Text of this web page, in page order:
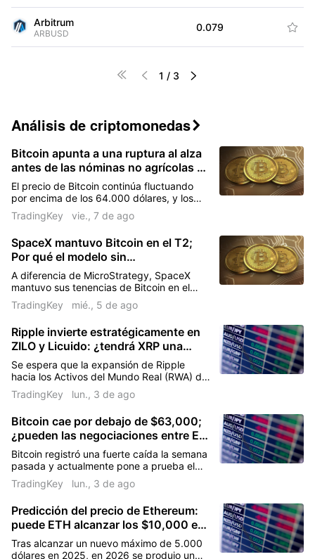
Arbitrum
ARBUSD 0.079 

  1 / 3 
Análisis de criptomonedas
Bitcoin apunta a una ruptura al alza
antes de las nóminas no agrícolas de
julio de EE. UU.?
El precio de Bitcoin continúa fluctuando
por encima de los 64.000 dólares, y los
próximos datos de las nóminas no
agrícolas de julio se consideran la clave
consolidación.
TradingKey vie., 7 de ago
SpaceX mantuvo Bitcoin en el T2;
Por qué el modelo sin
apalancamiento es más alcista para
las perspectivas del mercado que
MicroStrategy?
A diferencia de MicroStrategy, SpaceX
mantuvo sus tenencias de Bitcoin en el
segundo trimestre, reduciendo la presión
de venta en el mercado.
TradingKey mié., 5 de ago
Ripple invierte estratégicamente en
ZILO y Licuido: ¿tendrá XRP una
ruptura explosiva?
Se espera que la expansión de Ripple
hacia los Activos del Mundo Real (RWA) de
grado institucional mejore la liquidez y la
tasa de quema de su token nativo, XRP, a
TradingKey lun., 3 de ago
Bitcoin cae por debajo de $63,000;
¿pueden las negociaciones entre EE.
UU. e Irán revertir la tendencia
bajista?
Bitcoin registró una fuerte caída la semana
pasada y actualmente pone a prueba el
nivel de soporte a corto plazo de 62.000
dólares, con el resultado de las
perfilándose como un factor clave.
TradingKey lun., 3 de ago
Predicción del precio de Ethereum:
puede ETH alcanzar los $10,000 en
los próximos cinco años?
Tras alcanzar un nuevo máximo de 5.000
dólares en 2025, en 2026 se produjo un